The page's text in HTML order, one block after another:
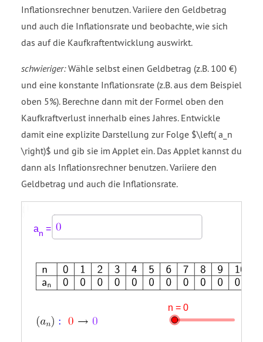
Inflationsrechner benutzen. Variiere den Geldbetrag
und auch die Inflationsrate und beobachte, wie sich
das auf die Kaufkraftentwicklung auswirkt.
schwieriger:Wähle selbst einen Geldbetrag (z.B. 100 €)
und eine konstante Inflationsrate (z.B. aus dem Beispiel
oben 5%). Berechne dann mit der Formel oben den
Kaufkraftverlust innerhalb eines Jahres. Entwickle
damit eine explizite Darstellung zur Folge $\left( a_n
\right)$ und gib sie im Applet ein. Das Applet kannst du
dann als Inflationsrechner benutzen. Variiere den
Geldbetrag und auch die Inflationsrate.
subscript
equals
parenthesis
subscript
end
close
parenthesis
{n,0,1,2,3,4,5,6,7,8,9,10},
{,,,,,,,,,,,},
start
subscript
subscript
,0,0,0,0,0,0,0,0,0,0,0},